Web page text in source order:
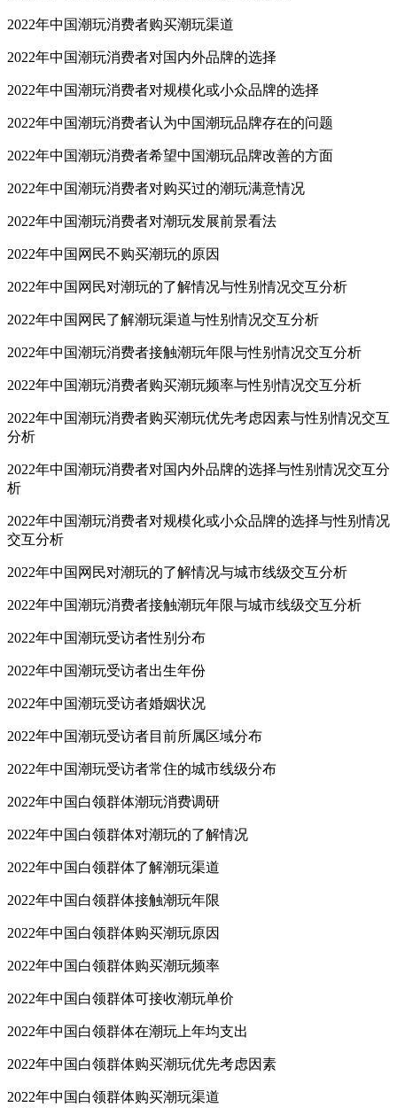
2022年中国潮玩消费者购买潮玩渠道
2022年中国潮玩消费者对国内外品牌的选择
2022年中国潮玩消费者对规模化或小众品牌的选择
2022年中国潮玩消费者认为中国潮玩品牌存在的问题
2022年中国潮玩消费者希望中国潮玩品牌改善的方面
2022年中国潮玩消费者对购买过的潮玩满意情况
2022年中国潮玩消费者对潮玩发展前景看法
2022年中国网民不购买潮玩的原因
2022年中国网民对潮玩的了解情况与性别情况交互分析
2022年中国网民了解潮玩渠道与性别情况交互分析
2022年中国潮玩消费者接触潮玩年限与性别情况交互分析
2022年中国潮玩消费者购买潮玩频率与性别情况交互分析
2022年中国潮玩消费者购买潮玩优先考虑因素与性别情况交互
分析
2022年中国潮玩消费者对国内外品牌的选择与性别情况交互分
析
2022年中国潮玩消费者对规模化或小众品牌的选择与性别情况
交互分析
2022年中国网民对潮玩的了解情况与城市线级交互分析
2022年中国潮玩消费者接触潮玩年限与城市线级交互分析
2022年中国潮玩受访者性别分布
2022年中国潮玩受访者出生年份
2022年中国潮玩受访者婚姻状况
2022年中国潮玩受访者目前所属区域分布
2022年中国潮玩受访者常住的城市线级分布
2022年中国白领群体潮玩消费调研
2022年中国白领群体对潮玩的了解情况
2022年中国白领群体了解潮玩渠道
2022年中国白领群体接触潮玩年限
2022年中国白领群体购买潮玩原因
2022年中国白领群体购买潮玩频率
2022年中国白领群体可接收潮玩单价
2022年中国白领群体在潮玩上年均支出
2022年中国白领群体购买潮玩优先考虑因素
2022年中国白领群体购买潮玩渠道